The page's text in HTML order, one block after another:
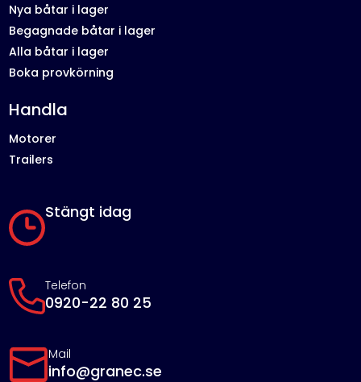
Stängt idag
Telefon
0920-22 80 25
Mail
info@granec.se
Nya båtar i lager
Begagnade båtar i lager
Alla båtar i lager
Boka provkörning
Handla
Motorer
Trailers